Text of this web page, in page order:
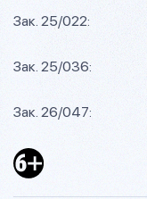
Зак. 25/022:
Зак. 25/036:
Зак. 26/047: